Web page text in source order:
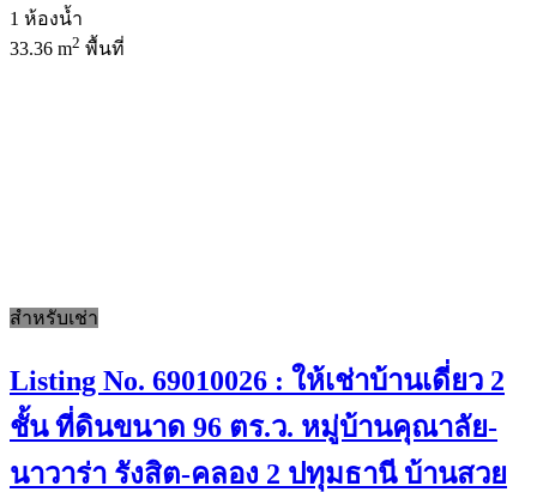
1 ห้องน้ำ
33.36 m2 พื้นที่
สำหรับเช่า
Listing No. 69010026 : ให้เช่าบ้านเดี่ยว 2
ชั้น ที่ดินขนาด 96 ตร.ว. หมู่บ้านคุณาลัย-
นาวาร่า รังสิต-คลอง 2 ปทุมธานี บ้านสวย